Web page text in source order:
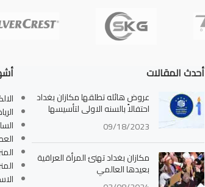
أحدث المقالات
عروض هائله تطلقها مكازان بغداد
احتفالاً بالسنه الاولى لتأسيسها
09/18/2023
مكازان بغداد تهنئ المرأة العراقية
بعيدها العالمي